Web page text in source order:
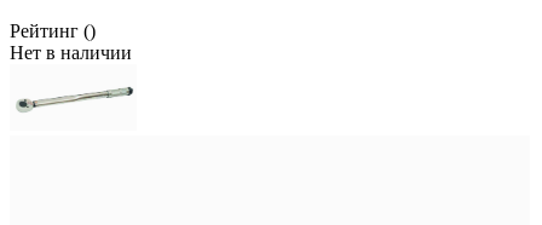
Рейтинг ()
Нет в наличии